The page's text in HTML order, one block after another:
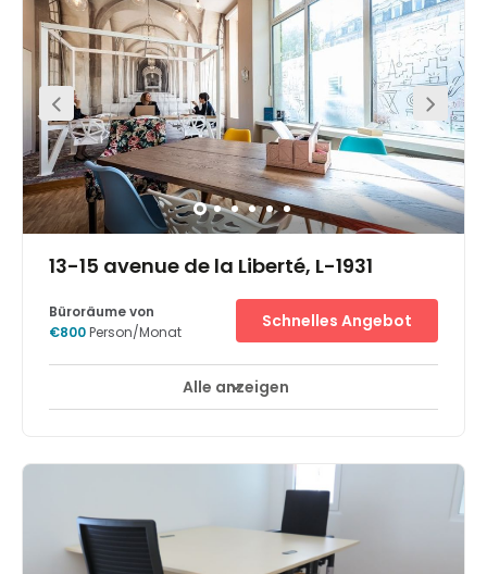
tragen zum stilvollen Ambiente bei und sorgen dafür,
dass sich das Licht in allen Räumen verteilt.Das spricht
für Central Station:Fantastische Lage in Luxemburg-
Stadt, nur 200 m vom Bahnhof entferntGroßzügig
gestaltete, flexible Arbeitsräume mit unbegrenztem WLAN
und Networking-PotenzialSonnenterrasse und Innenhof
für die perfekte Stimmung beim Mittagessen oder bei
Brainstorming-Sitzungen
13-15 avenue de la Liberté, L-1931
24-Stunden-Zugang Tagesbetreuung
and well equipped, with ergonomic furniture and high
speed internet connectivity throughout. Your membership
is inclusive of a range of services such as telephony
services, services changes and more. Nearby you will
find public car parking and the area offers an
abundance of public transport links.
Büroräume von
€800Person/Monat
Schnelles Angebot
Alle anzeigen